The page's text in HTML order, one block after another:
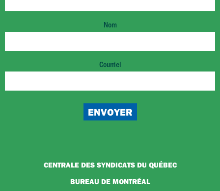
Nom
Courriel
CENTRALE DES SYNDICATS DU QUÉBEC
BUREAU DE MONTRÉAL